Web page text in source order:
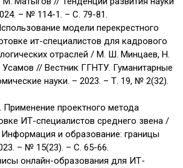
– № 114-1. – С. 79-81.
модели перекрестного
ит-специалистов для кадрового
отраслей / М. Ш. Минцаев, Н.
// Вестник ГГНТУ. Гуманитарные
науки. – 2023. – Т. 19, № 2(32).
Применение проектного метода
ИТ-специалистов среднего звена /
и образование: границы
– № 15(23). – С. 65-66.
онлайн-образования для ИТ-